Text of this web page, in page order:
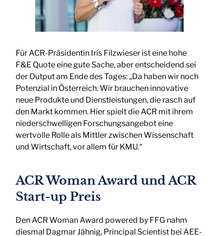
Für ACR-Präsidentin Iris Filzwieser ist eine hohe
F&E Quote eine gute Sache, aber entscheidend sei
der Output am Ende des Tages: „Da haben wir noch
Potenzial in Österreich. Wir brauchen innovative
neue Produkte und Dienstleistungen, die rasch auf
den Markt kommen. Hier spielt die ACR mit ihrem
niederschwelligen Forschungsangebot eine
wertvolle Rolle als Mittler zwischen Wissenschaft
und Wirtschaft, vor allem für KMU.“
ACR Woman Award und ACR
Start-up Preis
Den ACR Woman Award powered by FFG nahm
diesmal Dagmar Jähnig, Principal Scientist bei AEE-